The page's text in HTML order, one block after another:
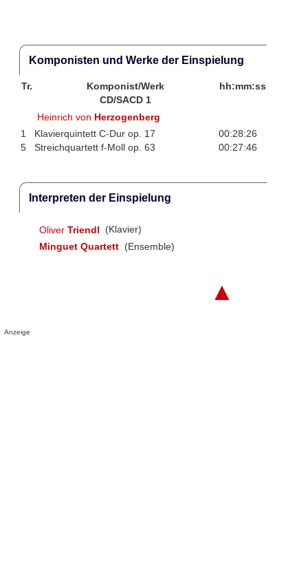
Komponisten und Werke der Einspielung
Tr. Komponist/Werk
hh:mm:ss
CD/SACD 1
Heinrich von Herzogenberg
1
Klavierquintett C-Dur op. 17
00:28:26
5
Streichquartett f-Moll op. 63 00:27:46
Interpreten der Einspielung
Oliver Triendl
(Klavier)
Minguet Quartett (Ensemble)
▲
Anzeige